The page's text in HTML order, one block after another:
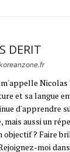
DERIT
Nicolas
et sa langue
d'apprendre
mais aussi un
objectif ? Faire
moi